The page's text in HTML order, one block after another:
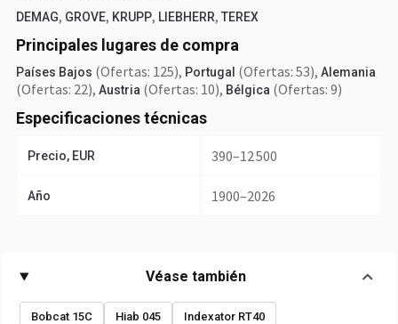
DEMAG, GROVE, KRUPP, LIEBHERR, TEREX
Principales lugares de compra
Países Bajos (Ofertas: 125), Portugal (Ofertas: 53), Alemania
(Ofertas: 22), Austria (Ofertas: 10), Bélgica (Ofertas: 9)
Especificaciones técnicas
Precio, EUR 390–12 500
Año 1900–2026
Véase también
Bobcat 15C Hiab 045 Indexator RT40